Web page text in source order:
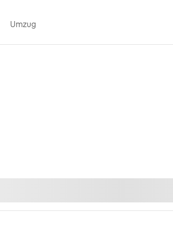
Umzug